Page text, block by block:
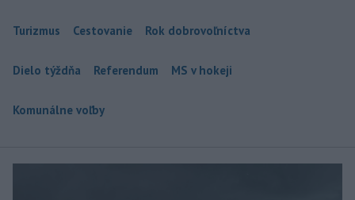
Turizmus Cestovanie Rok dobrovoľníctva
Dielo týždňa Referendum MS v hokeji
Komunálne voľby